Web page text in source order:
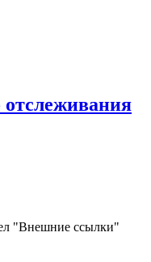
отслеживания
"Внешние ссылки"